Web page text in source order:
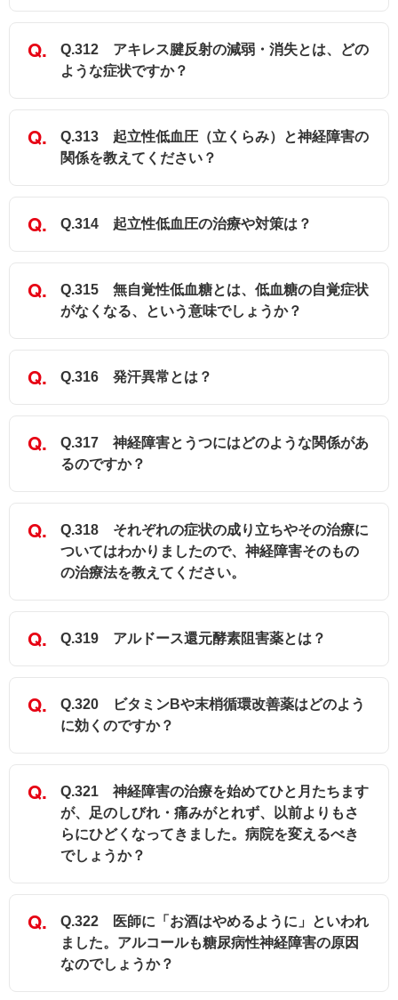
Q.312 アキレス腱反射の減弱・消失とは、どの
ような症状ですか？
Q.313 起立性低血圧（立くらみ）と神経障害の
関係を教えてください？
Q.314 起立性低血圧の治療や対策は？
Q.315 無自覚性低血糖とは、低血糖の自覚症状
がなくなる、という意味でしょうか？
Q.316 発汗異常とは？
Q.317 神経障害とうつにはどのような関係があ
るのですか？
Q.318 それぞれの症状の成り立ちやその治療に
ついてはわかりましたので、神経障害そのもの
の治療法を教えてください。
Q.319 アルドース還元酵素阻害薬とは？
Q.320 ビタミンBや末梢循環改善薬はどのよう
に効くのですか？
Q.321 神経障害の治療を始めてひと月たちます
が、足のしびれ・痛みがとれず、以前よりもさ
らにひどくなってきました。病院を変えるべき
でしょうか？
Q.322 医師に「お酒はやめるように」といわれ
ました。アルコールも糖尿病性神経障害の原因
なのでしょうか？